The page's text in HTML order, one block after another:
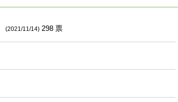
(2021/11/14)298 票